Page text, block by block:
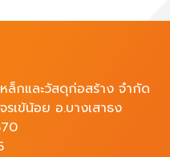
ล็กและวัสดุก่อสร้าง จำกัด
เข้น้อย อ.บางเสาธง